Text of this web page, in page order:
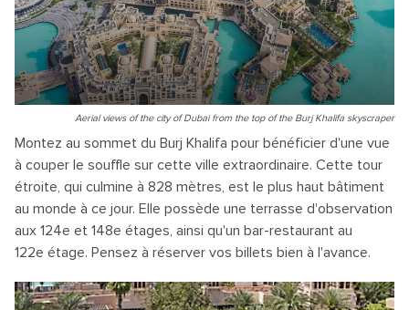
Aerial views of the city of Dubai from the top of the Burj Khalifa skyscraper
Montez au sommet du Burj Khalifa pour bénéficier d'une vue
à couper le souffle sur cette ville extraordinaire. Cette tour
étroite, qui culmine à 828 mètres, est le plus haut bâtiment
au monde à ce jour. Elle possède une terrasse d'observation
aux 124e et 148e étages, ainsi qu'un bar-restaurant au
122e étage. Pensez à réserver vos billets bien à l'avance.